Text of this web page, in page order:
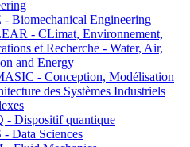
Biomechanical Engineering
- CLimat, Environnement,
et Recherche - Water, Air,
and Energy
- Conception, Modélisation
des Systèmes Industriels
- Dispositif quantique
Data Sciences